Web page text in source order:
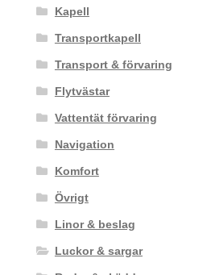
Kapell
Transportkapell
Transport & förvaring
Flytvästar
Vattentät förvaring
Navigation
Komfort
Övrigt
Linor & beslag
Luckor & sargar